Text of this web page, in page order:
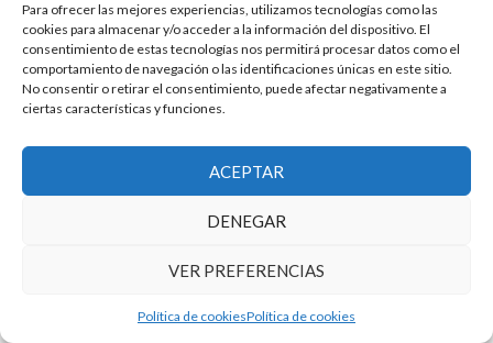
Para ofrecer las mejores experiencias, utilizamos tecnologías como las
cookies para almacenar y/o acceder a la información del dispositivo. El
consentimiento de estas tecnologías nos permitirá procesar datos como el
comportamiento de navegación o las identificaciones únicas en este sitio.
No consentir o retirar el consentimiento, puede afectar negativamente a
ciertas características y funciones.
ACEPTAR
DENEGAR
VER PREFERENCIAS
Política de cookiesPolítica de cookies
El grupo de investigación en Economía Pública cuenta con financiación
del Gobierno de Aragón
Copyright © 2025 ·Monta tu Blog· construido con el framework
Genesis|Login
Cookies|Política de privacidad de datos
Copyright © 2025 ·Tema para economía públicaenGenesis Framework
WordPress·Acceder